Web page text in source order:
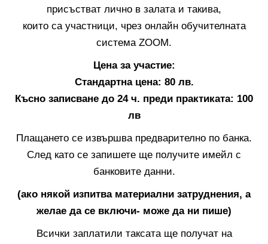
присъстват лично в залата и такива,
които са участници, чрез онлайн обучителната
система ZOOM.
Цена за участие:
Стандартна цена: 80 лв.
Късно записване до 24 ч. преди практиката: 100
лв
Плащането се извършва предварително по банка.
След като се запишете ще получите имейл с
банковите данни.
(ако някой изпитва материални затруднения, а
желае да се включи- може да ни пише)
Всички заплатили таксата ще получат на